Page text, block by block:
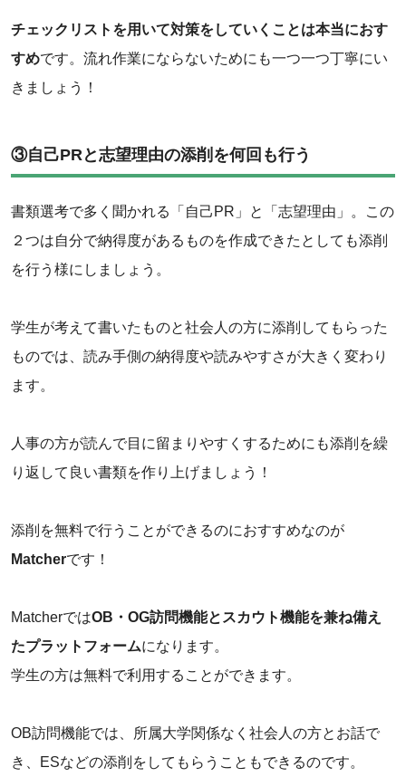
チェックリストを用いて対策をしていくことは本当におす
すめです。流れ作業にならないためにも一つ一つ丁寧にい
きましょう！
③自己PRと志望理由の添削を何回も行う
書類選考で多く聞かれる「自己PR」と「志望理由」。この
２つは自分で納得度があるものを作成できたとしても添削
を行う様にしましょう。
学生が考えて書いたものと社会人の方に添削してもらった
ものでは、読み手側の納得度や読みやすさが大きく変わり
ます。
人事の方が読んで目に留まりやすくするためにも添削を繰
り返して良い書類を作り上げましょう！
添削を無料で行うことができるのにおすすめなのが
Matcherです！
MatcherではOB・OG訪問機能とスカウト機能を兼ね備え
たプラットフォームになります。
学生の方は無料で利用することができます。
OB訪問機能では、所属大学関係なく社会人の方とお話で
き、ESなどの添削をしてもらうこともできるのです。